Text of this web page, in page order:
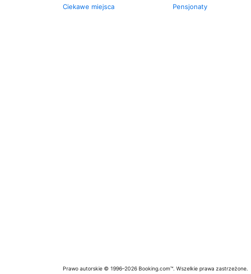
Ciekawe miejsca
Pensjonaty
Prawo autorskie © 1996–2026 Booking.com™. Wszelkie prawa zastrzeżone.